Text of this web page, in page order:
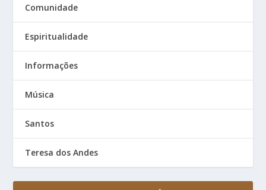
Comunidade
Espiritualidade
Informações
Música
Santos
Teresa dos Andes